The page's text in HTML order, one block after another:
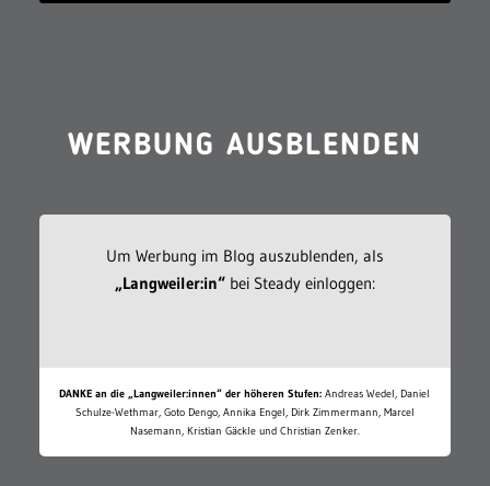
WERBUNG AUSBLENDEN
Um Werbung im Blog auszublenden, als
„Langweiler:in“bei Steady einloggen:
DANKE an die „Langweiler:innen“ der höheren Stufen: Andreas Wedel, Daniel
Schulze-Wethmar, Goto Dengo, Annika Engel, Dirk Zimmermann, Marcel
Nasemann, Kristian Gäckle und Christian Zenker.